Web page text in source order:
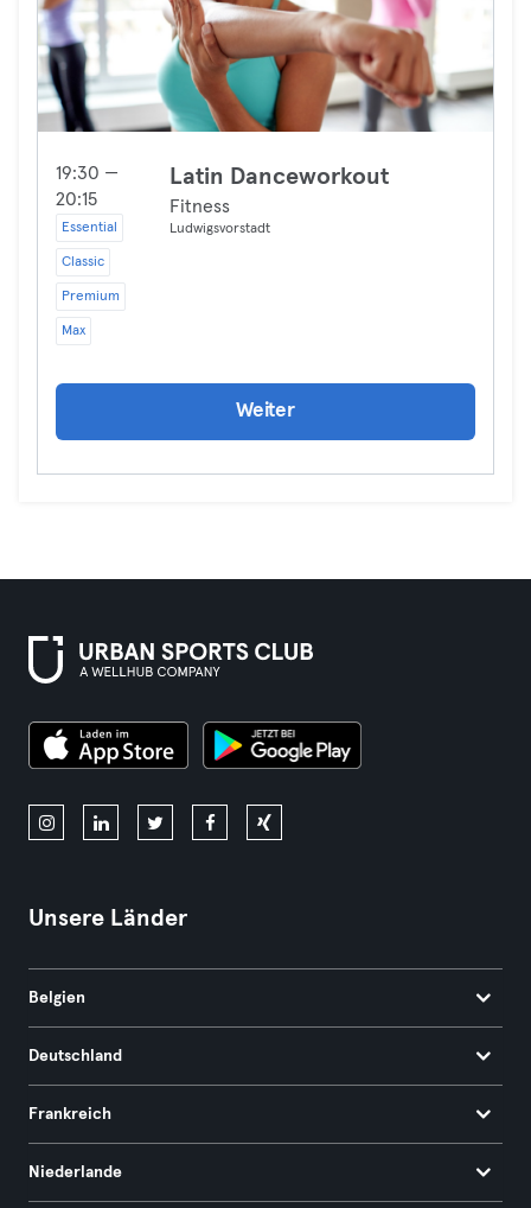
19:30 —
20:15
Essential
Classic
Premium
Max
Latin Danceworkout
Fitness
Ludwigsvorstadt
Weiter
Unsere Länder
Belgien
Deutschland
Frankreich
Niederlande